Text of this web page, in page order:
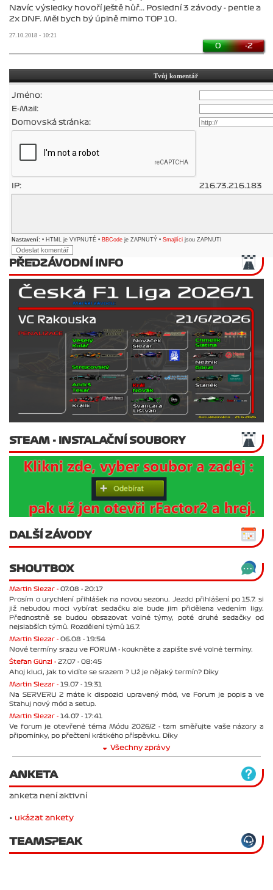
Navíc výsledky hovoří ještě hůř... Poslední 3 závody - pentle a
2x DNF. Měl bych bý úplně mimo TOP 10.
27.10.2018 - 10:21
0 -2
Tvůj komentář
Jméno:
E-Mail:
Domovská stránka:
IP: 216.73.216.183
Nastavení: • HTML je VYPNUTÉ • BBCode je ZAPNUTÝ • Smajlíci jsou ZAPNUTI
PŘEDZÁVODNÍ INFO
STEAM - INSTALAČNÍ SOUBORY
DALŠÍ ZÁVODY
SHOUTBOX
Martin Slezar - 07.08 - 20:17
Prosím o urychlení přihlášek na novou sezonu. Jezdci přihlášení po 15.7. si
již nebudou moci vybírat sedačku ale bude jim přidělena vedením ligy.
Přednostně se budou obsazovat volné týmy, poté druhé sedačky od
nejslabších týmů. Rozdělení týmů 16.7.
Martin Slezar - 06.08 - 19:54
Nové termíny srazu ve FORUM - koukněte a zapište své volné termíny.
Štefan Günzl - 27.07 - 08:45
Ahoj kluci, jak to vidíte se srazem ? Už je nějaký termín? Díky
Martin Slezar - 19.07 - 19:31
Na SERVERU 2 máte k dispozici upravený mód, ve Forum je popis a ve
Stahuj nový mód a setup.
Martin Slezar - 14.07 - 17:41
Ve forum je otevřené téma Módu 2026/2 - tam směřujte vaše názory a
připomínky, po přečtení krátkého příspěvku. Díky
Všechny zprávy
ANKETA
anketa není aktivní
• ukázat ankety
TEAMSPEAK